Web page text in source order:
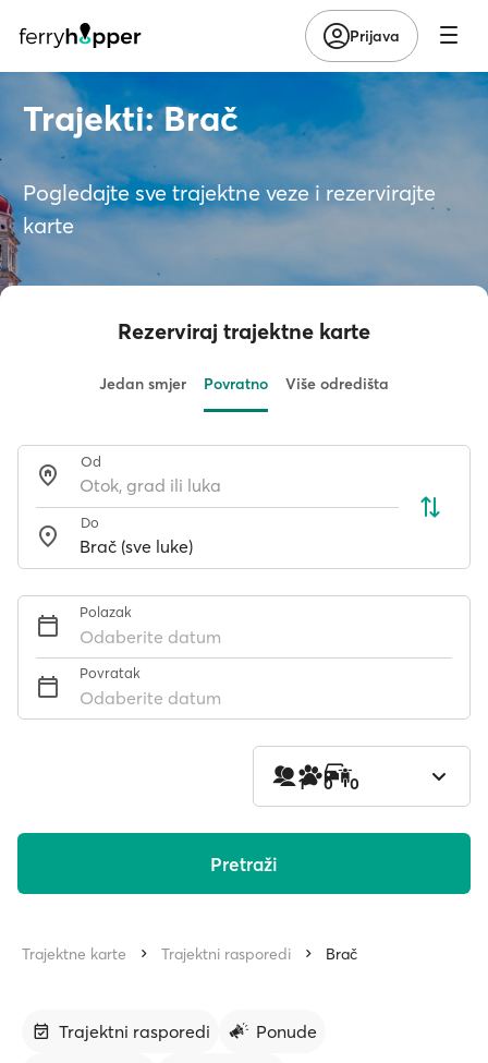
Prijava
Trajekti: Brač
Pogledajte sve trajektne veze i rezervirajte
karte
Rezerviraj trajektne karte
Jedan smjer Povratno Više odredišta
Od
Do
Polazak
Odaberite datum
Povratak
Odaberite datum
1 0 0
Pretraži
Trajektne karte Trajektni rasporedi Brač
Trajektni rasporedi
Ponude